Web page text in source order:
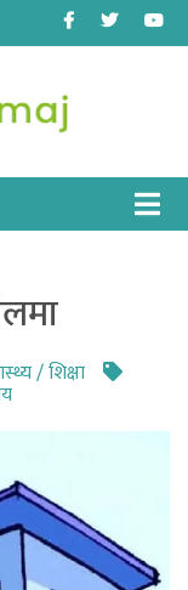
Facebook
Twitter
/ शिक्षा